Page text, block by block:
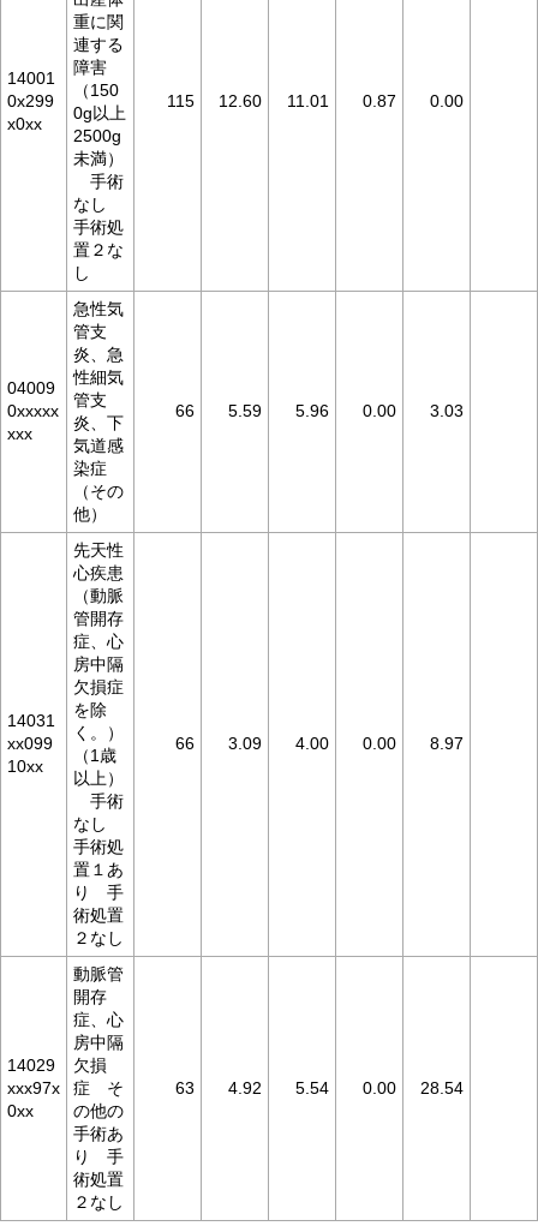
14001
0x299
x0xx
重に関
連する
障害
（150
0g以上
2500g
未満）
手術
なし
手術処
置２な
し
115 12.60 11.01 0.87 0.00
04009
0xxxxx
xxx
急性気
管支
炎、急
性細気
管支
炎、下
気道感
染症
（その
他）
66 5.59 5.96 0.00 3.03
14031
xx099
10xx
先天性
心疾患
（動脈
管開存
症、心
房中隔
欠損症
を除
く。）
（1歳
以上）
手術
なし
手術処
置１あ
り 手
術処置
２なし
66 3.09 4.00 0.00 8.97
14029
xxx97x
0xx
動脈管
開存
症、心
房中隔
欠損
症 そ
の他の
手術あ
り 手
術処置
２なし
63 4.92 5.54 0.00 28.54